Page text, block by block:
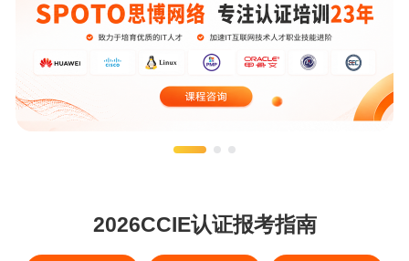
2026CCIE认证报考指南